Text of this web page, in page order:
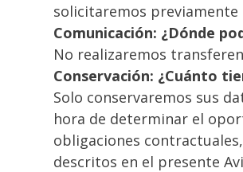
solicitaremos
Comunicación: ¿Dónde
No realizaremos
Conservación: ¿Cuánto
Solo conservaremos sus
hora de determinar el
obligaciones
descritos en el presente